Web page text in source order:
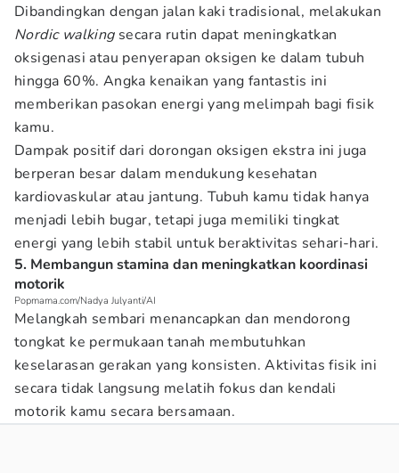
Dibandingkan dengan jalan kaki tradisional, melakukan
Nordic walkingsecara rutin dapat meningkatkan
oksigenasi atau penyerapan oksigen ke dalam tubuh
hingga 60%. Angka kenaikan yang fantastis ini
memberikan pasokan energi yang melimpah bagi fisik
kamu.
Dampak positif dari dorongan oksigen ekstra ini juga
berperan besar dalam mendukung kesehatan
kardiovaskular atau jantung. Tubuh kamu tidak hanya
menjadi lebih bugar, tetapi juga memiliki tingkat
energi yang lebih stabil untuk beraktivitas sehari-hari.
5. Membangun stamina dan meningkatkan koordinasi
motorik
Popmama.com/Nadya Julyanti/AI
Melangkah sembari menancapkan dan mendorong
tongkat ke permukaan tanah membutuhkan
keselarasan gerakan yang konsisten. Aktivitas fisik ini
secara tidak langsung melatih fokus dan kendali
motorik kamu secara bersamaan.